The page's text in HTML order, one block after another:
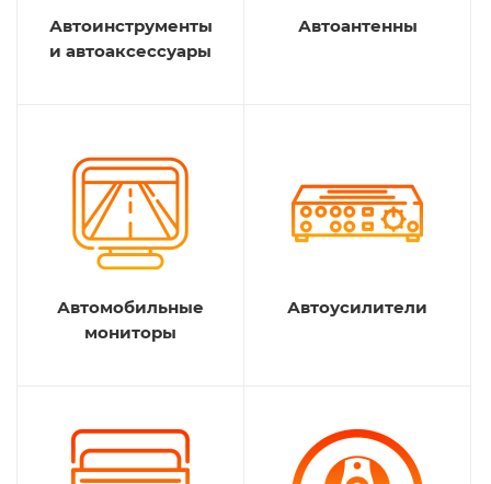
Автоинструменты
и автоаксессуары
Автоантенны
Автомобильные
мониторы
Автоусилители